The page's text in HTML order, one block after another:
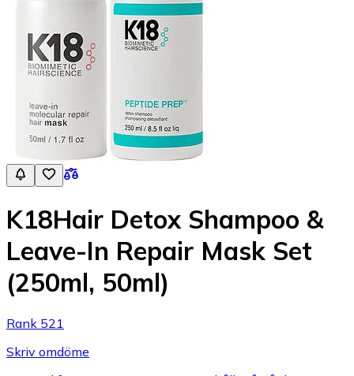
K18Hair Detox Shampoo &
Leave-In Repair Mask Set
(250ml, 50ml)
Rank 521
Skriv omdöme